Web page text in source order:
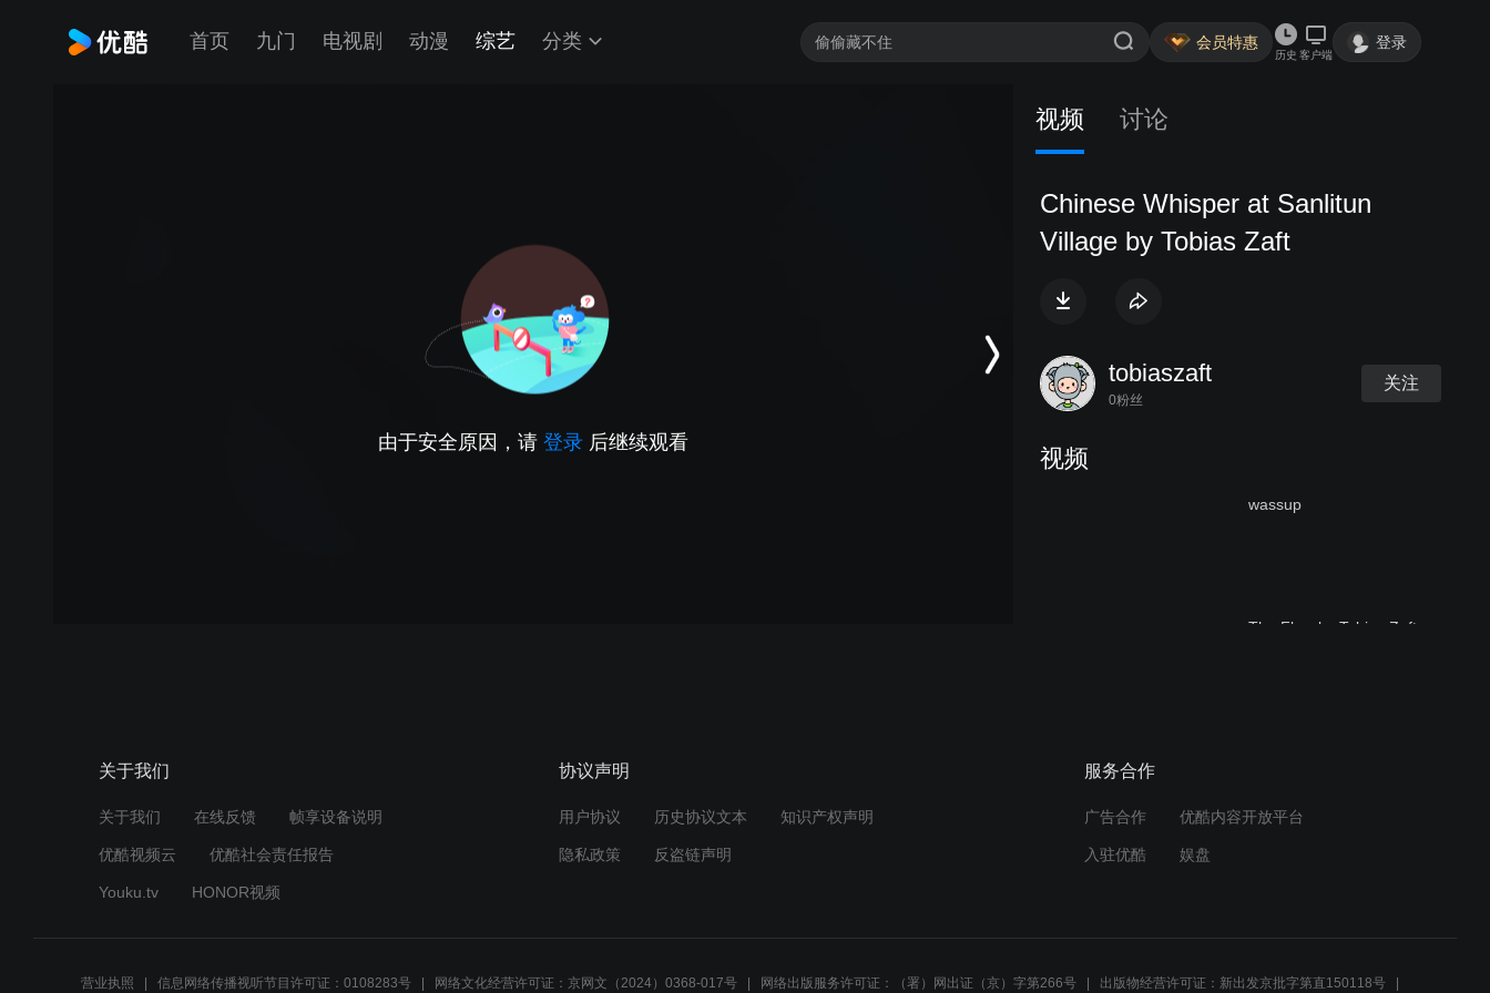
首页 九门 电视剧 动漫 综艺 分类 会员特惠
历史 客户端
登录
由于安全原因，请 登录 后继续观看
视频 讨论
Chinese Whisper at Sanlitun
Village by Tobias Zaft
tobiaszaft
0粉丝
关注
视频
wassup
The Flow by Tobias Zaft
关于我们
关于我们 在线反馈 帧享设备说明
优酷视频云 优酷社会责任报告
Youku.tv HONOR视频
协议声明
用户协议 历史协议文本 知识产权声明
隐私政策 反盗链声明
服务合作
广告合作 优酷内容开放平台
入驻优酷 娱盘
营业执照 信息网络传播视听节目许可证：0108283号 网络文化经营许可证：京网文（2024）0368-017号 网络出版服务许可证：（署）网出证（京）字第266号 出版物经营许可证：新出发京批字第直150118号